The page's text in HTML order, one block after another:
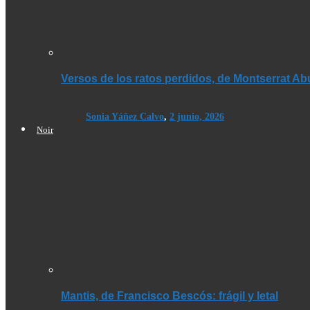
Versos de los ratos perdidos, de Montserrat
Sonia Yáñez Calvo, 2 junio, 2026
Noir
Mantis, de Francisco Bescós: frágil y letal